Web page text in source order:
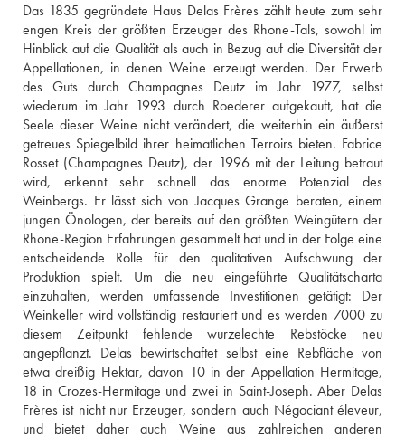
Das 1835 gegründete Haus Delas Frères zählt heute zum sehr
engen Kreis der größten Erzeuger des Rhone-Tals, sowohl im
Hinblick auf die Qualität als auch in Bezug auf die Diversität der
Appellationen, in denen Weine erzeugt werden. Der Erwerb
des Guts durch Champagnes Deutz im Jahr 1977, selbst
wiederum im Jahr 1993 durch Roederer aufgekauft, hat die
Seele dieser Weine nicht verändert, die weiterhin ein äußerst
getreues Spiegelbild ihrer heimatlichen Terroirs bieten. Fabrice
Rosset (Champagnes Deutz), der 1996 mit der Leitung betraut
wird, erkennt sehr schnell das enorme Potenzial des
Weinbergs. Er lässt sich von Jacques Grange beraten, einem
jungen Önologen, der bereits auf den größten Weingütern der
Rhone-Region Erfahrungen gesammelt hat und in der Folge eine
entscheidende Rolle für den qualitativen Aufschwung der
Produktion spielt. Um die neu eingeführte Qualitätscharta
einzuhalten, werden umfassende Investitionen getätigt: Der
Weinkeller wird vollständig restauriert und es werden 7000 zu
diesem Zeitpunkt fehlende wurzelechte Rebstöcke neu
angepflanzt. Delas bewirtschaftet selbst eine Rebfläche von
etwa dreißig Hektar, davon 10 in der Appellation Hermitage,
18 in Crozes-Hermitage und zwei in Saint-Joseph. Aber Delas
Frères ist nicht nur Erzeuger, sondern auch Négociant éleveur,
und bietet daher auch Weine aus zahlreichen anderen